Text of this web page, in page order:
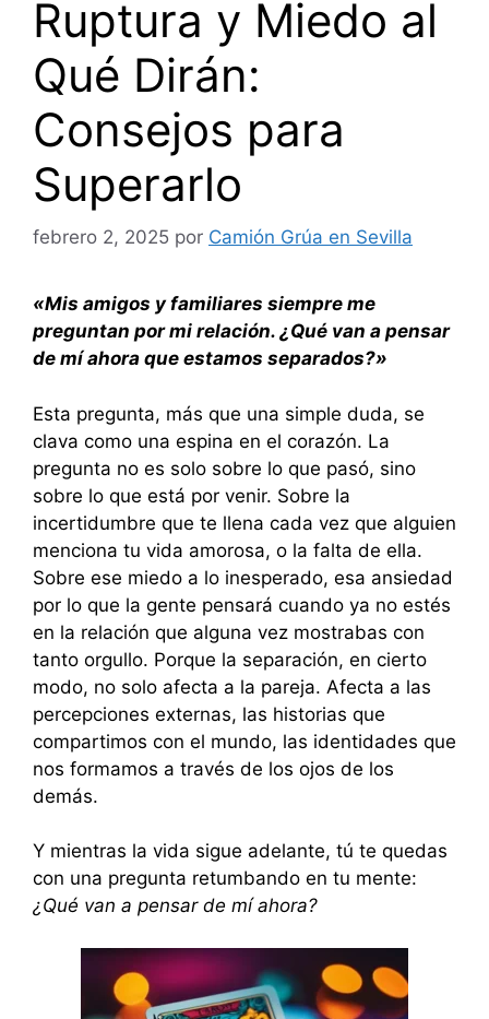
Ruptura y Miedo al
Qué Dirán:
Consejos para
Superarlo
febrero 2, 2025 por Camión Grúa en Sevilla
«Mis amigos y familiares siempre me
preguntan por mi relación. ¿Qué van a pensar
de mí ahora que estamos separados?»
Esta pregunta, más que una simple duda, se
clava como una espina en el corazón. La
pregunta no es solo sobre lo que pasó, sino
sobre lo que está por venir. Sobre la
incertidumbre que te llena cada vez que alguien
menciona tu vida amorosa, o la falta de ella.
Sobre ese miedo a lo inesperado, esa ansiedad
por lo que la gente pensará cuando ya no estés
en la relación que alguna vez mostrabas con
tanto orgullo. Porque la separación, en cierto
modo, no solo afecta a la pareja. Afecta a las
percepciones externas, las historias que
compartimos con el mundo, las identidades que
nos formamos a través de los ojos de los
demás.
Y mientras la vida sigue adelante, tú te quedas
con una pregunta retumbando en tu mente:
¿Qué van a pensar de mí ahora?